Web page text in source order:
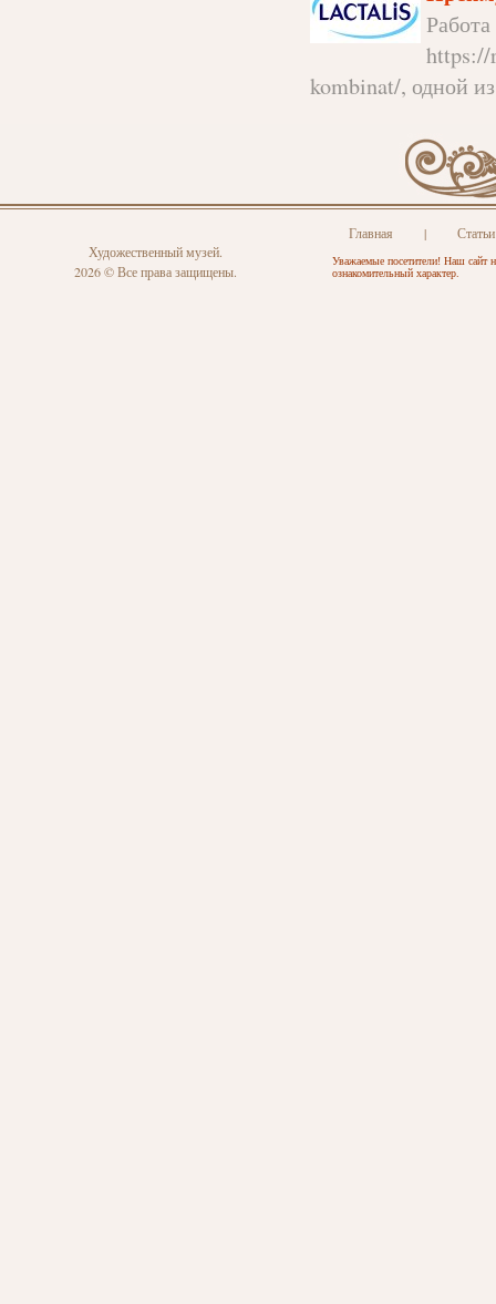
https://
kombinat/, одной
Художественный музей.
2026 © Все права защищены.
Главная | Статьи
Уважаемые посетители! Наш сайт
ознакомительный характер.